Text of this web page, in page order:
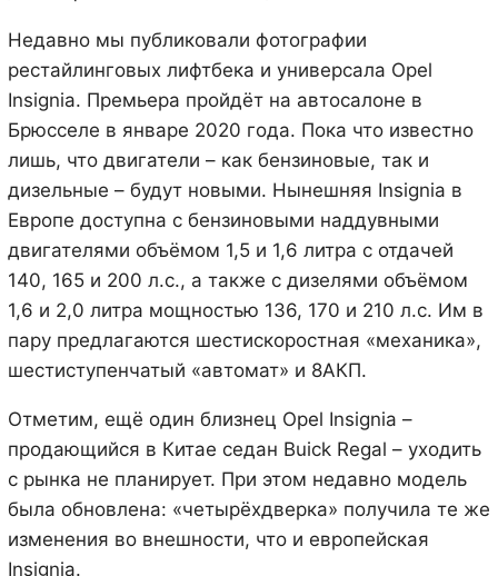
Недавно мы публиковали фотографии
рестайлинговых лифтбека и универсала Opel
Insignia. Премьера пройдёт на автосалоне в
Брюсселе в январе 2020 года. Пока что известно
лишь, что двигатели – как бензиновые, так и
дизельные – будут новыми. Нынешняя Insignia в
Европе доступна с бензиновыми наддувными
двигателями объёмом 1,5 и 1,6 литра с отдачей
140, 165 и 200 л.с., а также с дизелями объёмом
1,6 и 2,0 литра мощностью 136, 170 и 210 л.с. Им в
пару предлагаются шестискоростная «механика»,
шестиступенчатый «автомат» и 8АКП.
Отметим, ещё один близнец Opel Insignia –
продающийся в Китае седан Buick Regal – уходить
с рынка не планирует. При этом недавно модель
была обновлена: «четырёхдверка» получила те же
изменения во внешности, что и европейская
Insignia.